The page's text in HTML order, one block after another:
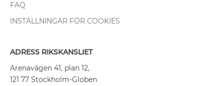
FAQ
INSTÄLLNINGAR FÖR COOKIES
ADRESS RIKSKANSLIET
Arenavägen 41, plan 12,
121 77 Stockholm-Globen